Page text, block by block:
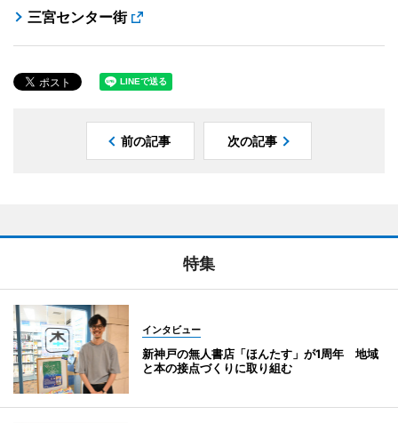
三宮センター街
前の記事 次の記事
特集
インタビュー
新神戸の無人書店「ほんたす」が1周年 地域
と本の接点づくりに取り組む